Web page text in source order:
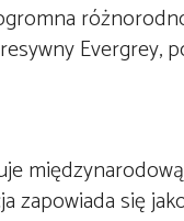
Evergrey,
zapowiada się